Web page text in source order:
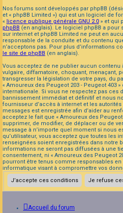
Nos forums sont développés par phpBB
et « phpBB Limited ») qui est un logiciel de
« licence publique générale GNU 2.0 » et qui
phpBB (en anglais). Le logiciel phpBB a
sur internet et phpBB Limited ne peut en
responsable de la conduite et du contenu
n’acceptons pas. Pour plus d’informations
le site de phpBB (en anglais).
Vous acceptez de ne publier aucun contenu
vulgaire, diffamatoire, choquant, menaçant,
transgresser la législation de votre pays, du
« Amoureux des Peugeot 203 - Peugeot 403
internationale. Si vous ne respectez pas ces
bannissement immédiat et définitif et nous
fournisseur d’accès à internet et les
messages est enregistrée afin d’aider au
acceptez le fait que « Amoureux des Peugeot
supprimer, de modifier, de déplacer ou de
message à n’importe quel moment si nous
qu’utilisateur, vous acceptez que toutes les
renseignées soient enregistrées dans notre
informations ne seront pas diffusées à une
consentement, ni « Amoureux des Peugeot
pourront être tenus comme responsables en
informatique visant à compromettre vos
Accueil du forum